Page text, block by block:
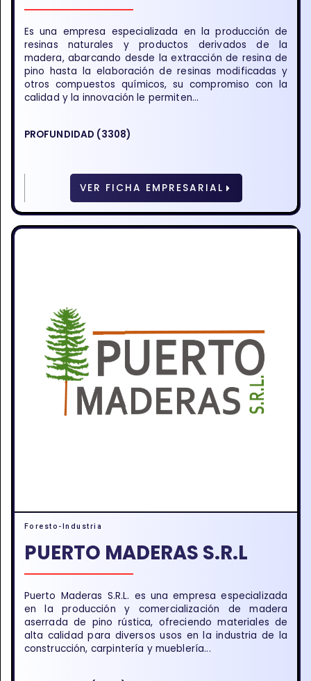
Es una empresa especializada en la producción de
resinas naturales y productos derivados de la
madera, abarcando desde la extracción de resina de
pino hasta la elaboración de resinas modificadas y
otros compuestos químicos, su compromiso con la
calidad y la innovación le permiten...
PROFUNDIDAD (3308)
VER FICHA EMPRESARIAL
Foresto-Industria
PUERTO MADERAS S.R.L
Puerto Maderas S.R.L. es una empresa especializada
en la producción y comercialización de madera
aserrada de pino rústica, ofreciendo materiales de
alta calidad para diversos usos en la industria de la
construcción, carpintería y mueblería...